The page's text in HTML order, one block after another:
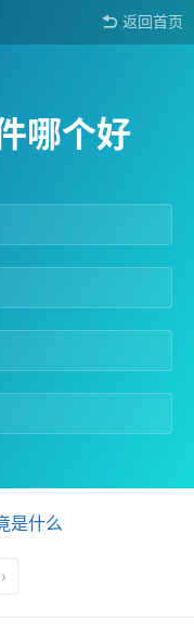
返回首页
哪个好
是什么